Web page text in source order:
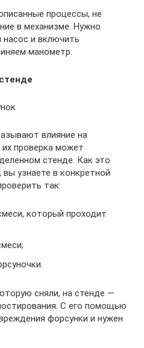
процессы, не
в механизме. Нужно
и включить
манометр.
влияние на
проверка может
стенде. Как это
узнаете в конкретной
так:
который проходит
сняли, на стенде —
С его помощью
форсунки и нужен